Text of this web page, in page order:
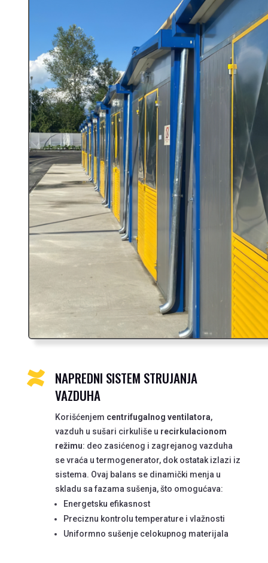

NAPREDNI SISTEM STRUJANJA
VAZDUHA
Korišćenjem centrifugalnog ventilatora,
vazduh u sušari cirkuliše u recirkulacionom
režimu: deo zasićenog i zagrejanog vazduha
se vraća u termogenerator, dok ostatak izlazi iz
sistema. Ovaj balans se dinamički menja u
skladu sa fazama sušenja, što omogućava:
Energetsku efikasnost
Preciznu kontrolu temperature i vlažnosti
Uniformno sušenje celokupnog materijala